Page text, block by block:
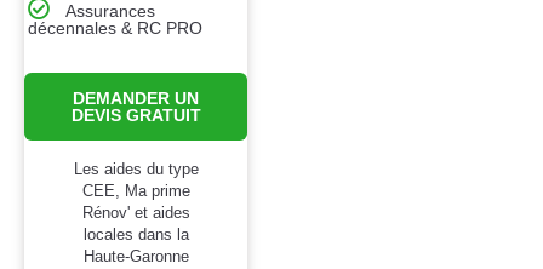
Assurances
décennales & RC PRO
DEMANDER UN
DEVIS GRATUIT
Les aides du type
CEE, Ma prime
Rénov' et aides
locales dans la
Haute-Garonne